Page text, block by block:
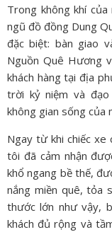
Trong không khí
ngũ đồ đồng Dung
đặc biệt: bàn giao
Nguồn Quê Hương
khách hàng tại địa
trời kỷ niệm và đạo
không gian sống của
Ngay từ khi chiếc xe
tôi đã cảm nhận
khổ ngang bề thế,
nắng miền quê, tỏa
thước lớn như vậy,
khách đủ rộng và